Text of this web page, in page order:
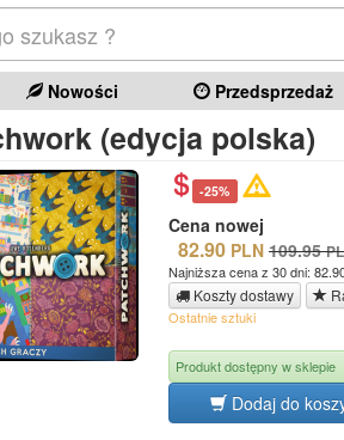
Nowości Przedsprzedaż
(edycja polska)
-25%
Cena nowej
82.90 PLN 109.95
Najniższa cena z 30 dni:
Koszty dostawy
Ostatnie sztuki
Produkt dostępny w sklepie
Dodaj do